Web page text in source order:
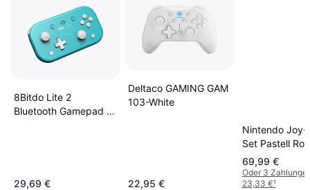
8Bitdo Lite 2
Bluetooth Gamepad -
29,69 €
Deltaco GAMING GAM
103-White
22,95 €
Nintendo Joy-
Set Pastell
69,99 €
Oder 3
23,33 €¹